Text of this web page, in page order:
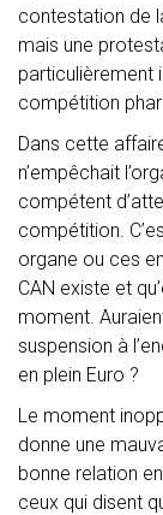
contestation de
mais une
particulièrement
compétition
Dans cette
n’empêchait
compétent
compétition.
organe ou ces
CAN existe et
moment.
suspension à
en plein Euro ?
Le moment
donne une
bonne relation
ceux qui disent